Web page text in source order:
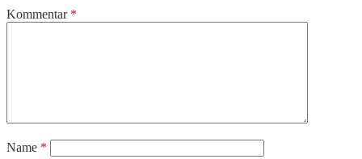
Kommentar *
Name *